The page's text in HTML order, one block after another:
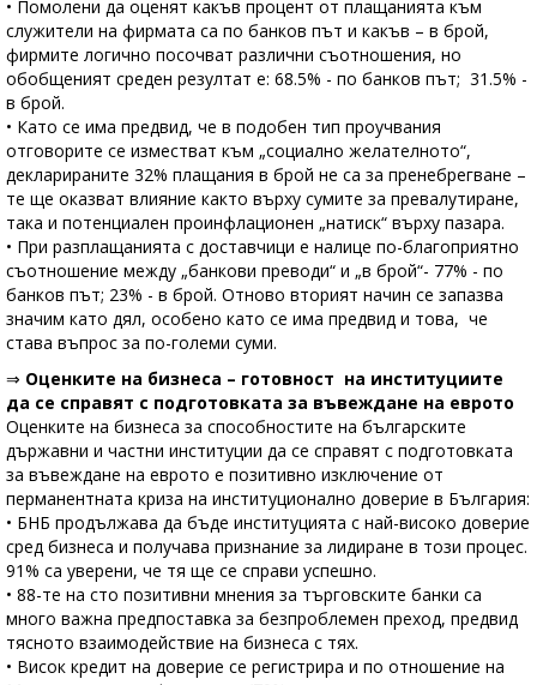
• Помолени да оценят какъв процент от плащанията към
служители на фирмата са по банков път и какъв – в брой,
фирмите логично посочват различни съотношения, но
обобщеният среден резултат е: 68.5% - по банков път; 31.5% -
в брой.
• Като се има предвид, че в подобен тип проучвания
отговорите се изместват към „социално желателното“,
декларираните 32% плащания в брой не са за пренебрегване –
те ще оказват влияние както върху сумите за превалутиране,
така и потенциален проинфлационен „натиск“ върху пазара.
• При разплащанията с доставчици е налице по-благоприятно
съотношение между „банкови преводи“ и „в брой“- 77% - по
банков път; 23% - в брой. Отново вторият начин се запазва
значим като дял, особено като се има предвид и това, че
става въпрос за по-големи суми.
⇒ Оценките на бизнеса – готовност на институциите
да се справят с подготовката за въвеждане на еврото
Оценките на бизнеса за способностите на българските
държавни и частни институции да се справят с подготовката
за въвеждане на еврото е позитивно изключение от
перманентната криза на институционално доверие в България:
• БНБ продължава да бъде институцията с най-високо доверие
сред бизнеса и получава признание за лидиране в този процес.
91% са уверени, че тя ще се справи успешно.
• 88-те на сто позитивни мнения за търговските банки са
много важна предпоставка за безпроблемен преход, предвид
тясното взаимодействие на бизнеса с тях.
• Висок кредит на доверие се регистрира и по отношение на